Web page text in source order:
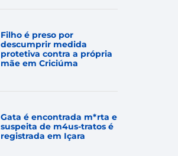
Filho é preso por
descumprir medida
protetiva contra a própria
mãe em Criciúma
Gata é encontrada m*rta e
suspeita de m4us-tratos é
registrada em Içara